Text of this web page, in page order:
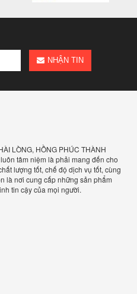
NHẬN TIN
LÒNG, HỒNG PHÚC THÀNH
tâm niệm là phải mang đến cho
lượng tốt, chế độ dịch vụ tốt, cùng
là nơi cung cấp những sản phẩm
tin cậy của mọi người.